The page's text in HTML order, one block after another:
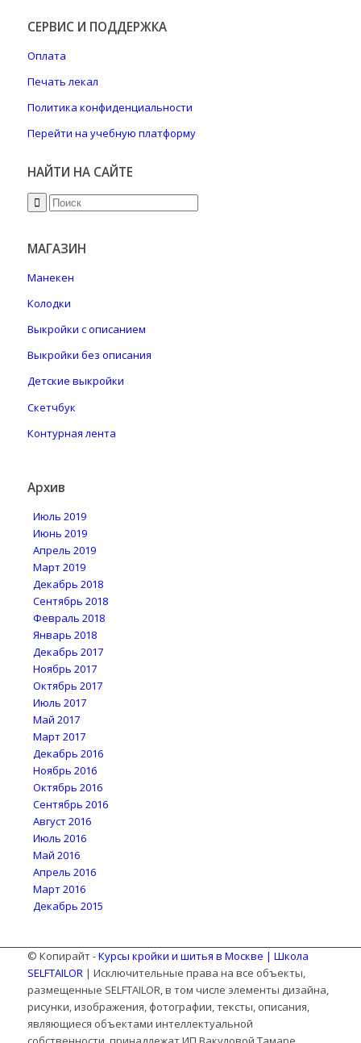
СЕРВИС И ПОДДЕРЖКА
Оплата
Печать лекал
Политика конфиденциальности
Перейти на учебную платформу
НАЙТИ НА САЙТЕ
МАГАЗИН
Манекен
Колодки
Выкройки с описанием
Выкройки без описания
Детские выкройки
Скетчбук
Контурная лента
Архив
Июль 2019
Июнь 2019
Апрель 2019
Март 2019
Декабрь 2018
Сентябрь 2018
Февраль 2018
Январь 2018
Декабрь 2017
Ноябрь 2017
Октябрь 2017
Июль 2017
Май 2017
Март 2017
Декабрь 2016
Ноябрь 2016
Октябрь 2016
Сентябрь 2016
Август 2016
Июль 2016
Май 2016
Апрель 2016
Март 2016
Декабрь 2015
© Копирайт -Курсы кройки и шитья в Москве | Школа
SELFTAILOR| Исключительные права на все объекты,
размещенные SELFTAILOR, в том числе элементы дизайна,
рисунки, изображения, фотографии, тексты, описания,
являющиеся объектами интеллектуальной